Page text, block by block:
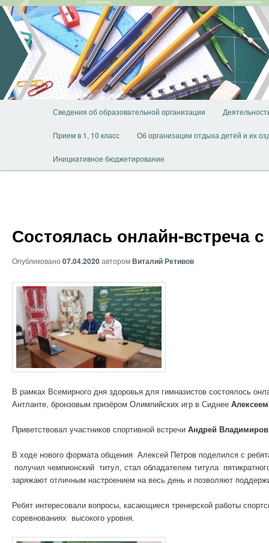
Перейти
основному
содержимому
Сведения об образовательной организации
Прием в 1, 10 класс Об организации отдыха детей и их
Инициативное бюджетирование
Состоялась онлайн-встреча
Опубликовано 07.04.2020авторомВиталий Ретивов
В рамках Всемирного дня здоровья для гимназистов состоялось
Антланте, бронзовым призёром Олимпийских игр в Сиднее
Приветствовал участников спортивной встречи Андрей
В ходе нового формата общения Алексей Петров поделился с
получил чемпионский титул, стал обладателем титула
заряжают отличным настроением на весь день и позволяют
Ребят интересовали вопросы, касающиеся тренерской работы
соревнованиях высокого уровня.